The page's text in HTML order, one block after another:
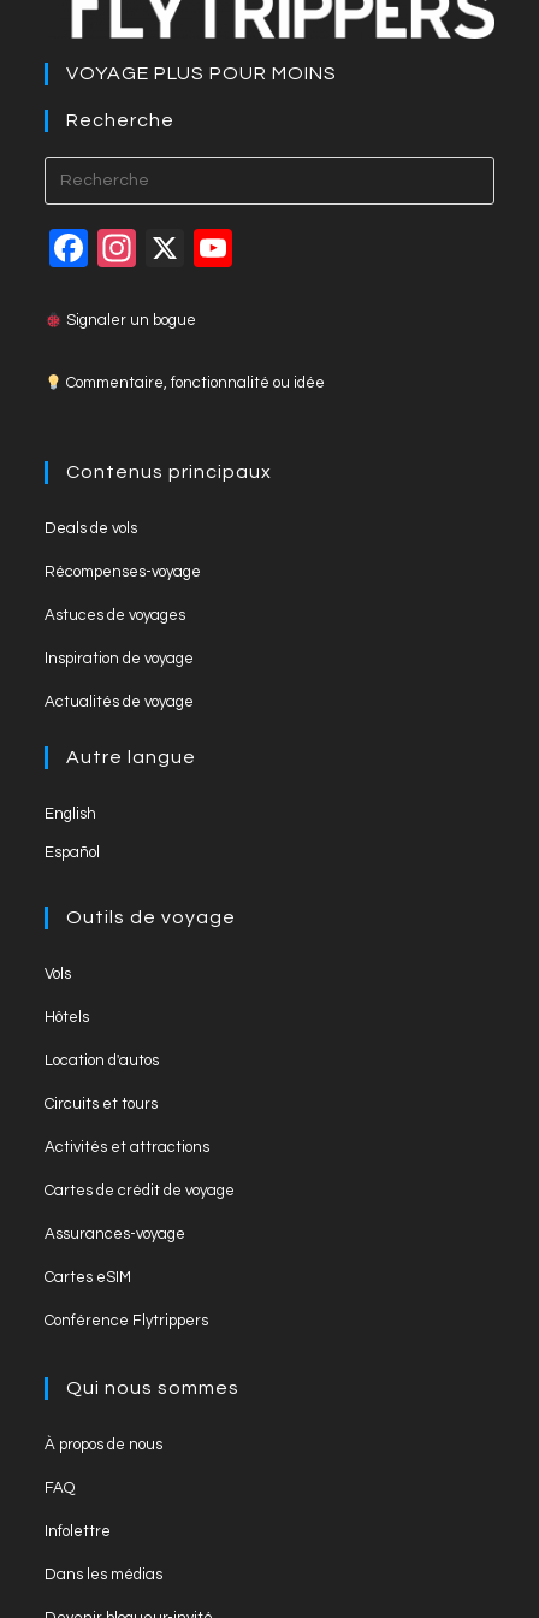
b
o
k
n
er
Li
k
st
A
VOYAGE PLUS POUR MOINS
Recherche
F
c
o
k
In
a
X
e
Signaler un bogue
Commentaire, fonctionnalité ou idée
Contenus principaux
Deals de vols
Récompenses-voyage
Astuces de voyages
Inspiration de voyage
Actualités de voyage
Autre langue
English
Español
Outils de voyage
Vols
Hôtels
Location d'autos
Circuits et tours
Activités et attractions
Cartes de crédit de voyage
Assurances-voyage
Cartes eSIM
Conférence Flytrippers
Qui nous sommes
À propos de nous
FAQ
Infolettre
Dans les médias